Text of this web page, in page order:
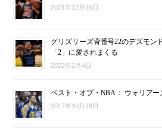
2021年12月16日
グリズリーズ背番号22のデズモン
「2」に愛されまくる
2022年2月4日
ベスト・オブ・NBA： ウォリアー
2017年10月18日